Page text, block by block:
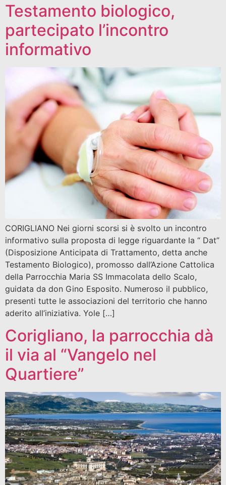
Testamento biologico,
partecipato l’incontro
informativo
CORIGLIANO Nei giorni scorsi si è svolto un incontro
informativo sulla proposta di legge riguardante la “ Dat”
(Disposizione Anticipata di Trattamento, detta anche
Testamento Biologico), promosso dall’Azione Cattolica
della Parrocchia Maria SS Immacolata dello Scalo,
guidata da don Gino Esposito. Numeroso il pubblico,
presenti tutte le associazioni del territorio che hanno
aderito all’iniziativa. Yole […]
Corigliano, la parrocchia dà
il via al “Vangelo nel
Quartiere”